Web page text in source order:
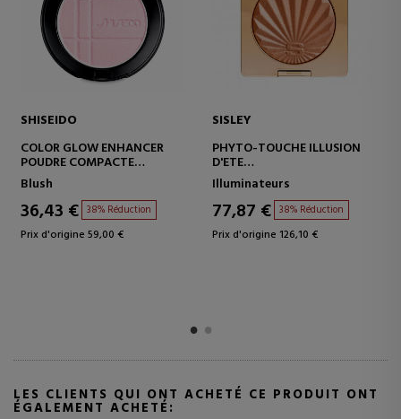
SISLEY
PHYTO-TOUCHE GEL ÉCLAT
SOIN HYDRATANT ET
femmes
60,50 €
L'ORCHIDÉE HIGHLIGHTER
GEL POUDRE
Illuminateurs
77,87 € 38% Réduction
Prix d'origine 126,10 €
LES CLIENTS QUI ONT ACHETÉ CE PRODUIT ONT
ÉGALEMENT ACHETÉ: